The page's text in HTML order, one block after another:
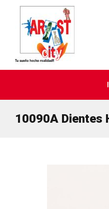
10090A Dientes